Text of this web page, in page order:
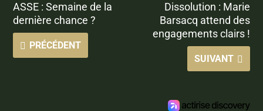
ASSE : Semaine de la
dernière chance ?
PRÉCÉDENT
Dissolution : Marie
Barsacq attend des
engagements clairs !
SUIVANT